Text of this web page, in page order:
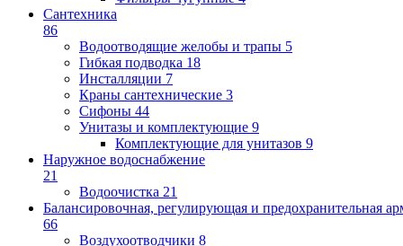
Сантехника
86
Водоотводящие желобы и трапы 5
Гибкая подводка 18
Инсталляции 7
Краны сантехнические 3
Сифоны 44
Унитазы и комплектующие 9
Комплектующие для унитазов 9
Наружное водоснабжение
21
Водоочистка 21
Балансировочная, регулирующая и предохранительная
66
Воздухоотводчики 8